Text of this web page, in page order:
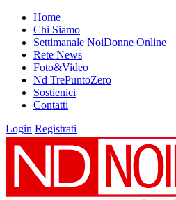
Home
Chi Siamo
Settimanale NoiDonne Online
Rete News
Foto&Video
Nd TrePuntoZero
Sostienici
Contatti
Login Registrati